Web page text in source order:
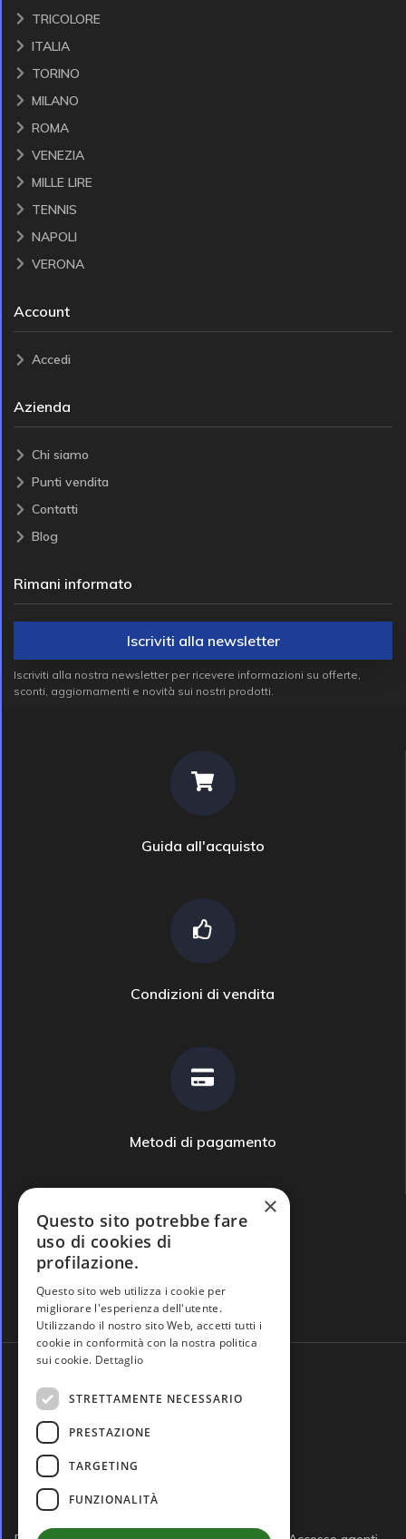
TRICOLORE
ITALIA
TORINO
MILANO
ROMA
VENEZIA
MILLE LIRE
TENNIS
NAPOLI
VERONA
Account
Accedi
Azienda
Chi siamo
Punti vendita
Contatti
Blog
Rimani informato
Iscriviti alla newsletter
Iscriviti alla nostra newsletter per ricevere informazioni su offerte,
sconti, aggiornamenti e novità sui nostri prodotti.
Guida all'acquisto
Condizioni di vendita
Metodi di pagamento
Domande frequenti
×
Questo sito potrebbe fare
uso di cookies di
profilazione.
Questo sito web utilizza i cookie per
migliorare l'esperienza dell'utente.
Utilizzando il nostro sito Web, accetti tutti i
cookie in conformità con la nostra politica
sui cookie. Dettaglio
STRETTAMENTE NECESSARIO
PRESTAZIONE
TARGETING
FUNZIONALITÀ